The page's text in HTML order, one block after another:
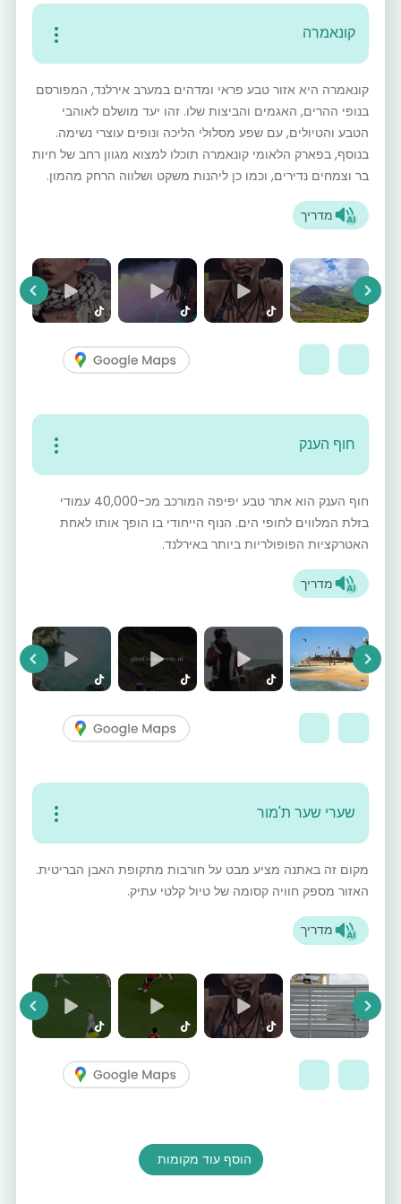
קונאמרה
קונאמרה היא אזור טבע פראי ומדהים במערב אירלנד, המפורסם
בנופי ההרים, האגמים והביצות שלו. זהו יעד מושלם לאוהבי
הטבע והטיולים, עם שפע מסלולי הליכה ונופים עוצרי נשימה.
בנוסף, בפארק הלאומי קונאמרה תוכלו למצוא מגוון רחב של חיות
בר וצמחים נדירים, וכמו כן ליהנות משקט ושלווה הרחק מהמון.
מדריך
Next
חוף הענק
חוף הענק הוא אתר טבע יפיפה המורכב מכ-40,000 עמודי
בזלת המלווים לחופי הים. הנוף הייחודי בו הופך אותו לאחת
האטרקציות הפופולריות ביותר באירלנד.
מדריך
Next
שערי שער ת'מור
מקום זה באתנה מציע מבט על חורבות מתקופת האבן הבריטית.
האזור מספק חוויה קסומה של טיול קלטי עתיק.
מדריך
Next
הוסף עוד מקומות